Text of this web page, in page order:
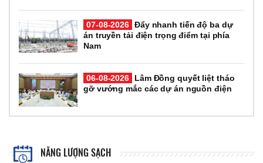
07-08-2026 Đẩy nhanh tiến độ ba dự
án truyền tải điện trọng điểm tại phía
Nam
06-08-2026
Lâm Đồng quyết liệt tháo
gỡ vướng mắc các dự án nguồn điện
NĂNG LƯỢNG SẠCH